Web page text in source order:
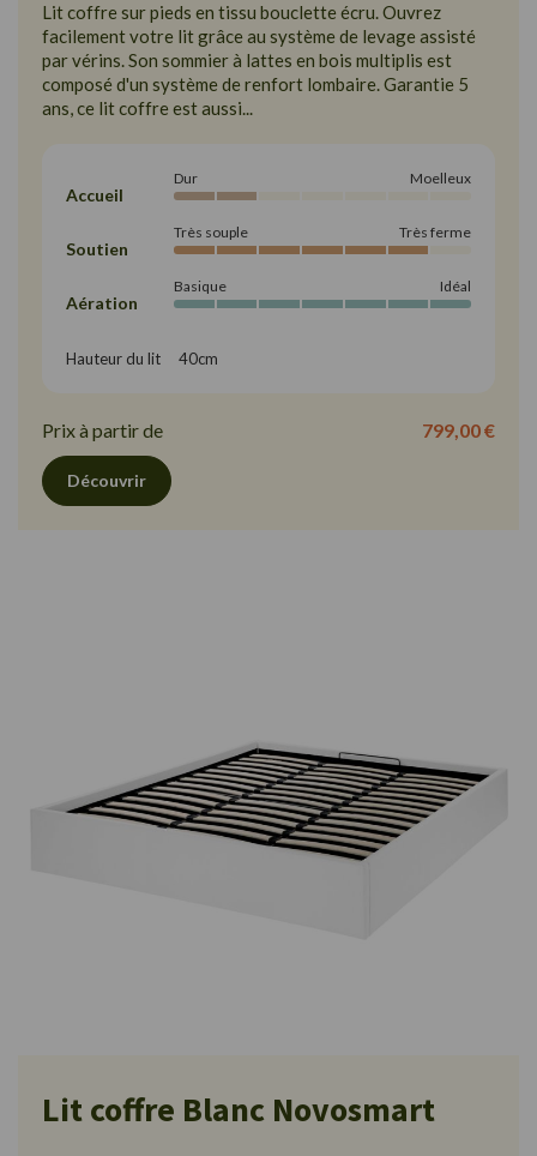
Lit coffre sur pieds en tissu bouclette écru. Ouvrez
facilement votre lit grâce au système de levage assisté
par vérins. Son sommier à lattes en bois multiplis est
composé d'un système de renfort lombaire. Garantie 5
ans, ce lit coffre est aussi...
Accueil
Dur Moelleux
Soutien
Très souple Très ferme
Aération
Basique Idéal
Hauteur du lit     40cm
Prix à partir de 799,00 €
Découvrir
Lit coffre Blanc Novosmart